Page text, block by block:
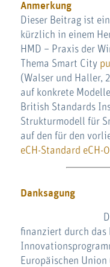
Anmerkung
Dieser Beitrag ist
kürzlich in einem
HMD – Praxis der
Thema Smart City
(Walser und Haller,
auf konkrete
British Standards
Strukturmodell für
auf den für den
eCH-Standard eCH-
Danksagung
finanziert durch das
Europäischen